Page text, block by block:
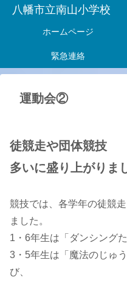
八幡市立南山小学校
ホームページ
緊急連絡
運動会②
徒競走や団体競技
多いに盛り上がりま
競技では、各学年の徒競
ました。
1・6年生は「ダンシングた
3・5年生は「魔法のじゅ
び、